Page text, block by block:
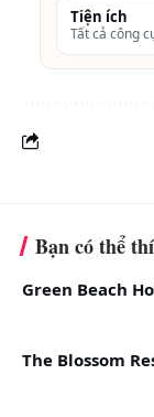
phòng, quý
Xem thêm
Combo
Review
Tiện ích
Tất cả công
Bạn có thể
Green Beach
The Blossom